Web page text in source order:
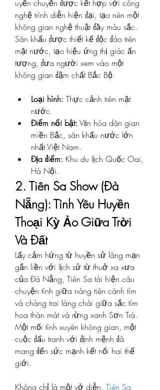
uyển chuyển được kết hợp với công
nghệ trình diễn hiện đại, tạo nên một
không gian nghệ thuật đầy màu sắc.
Sân khấu được thiết kế độc đáo trên
mặt nước, tạo hiệu ứng thị giác ấn
tượng, đưa người xem vào một
không gian đậm chất Bắc Bộ.
Loại hình: Thực cảnh trên mặt
nước.
Điểm nổi bật: Văn hóa dân gian
miền Bắc, sân khấu nước lớn
nhất Việt Nam.
Địa điểm: Khu du lịch Quốc Oai,
Hà Nội.
2. Tiên Sa Show (Đà
Nẵng): Tình Yêu Huyền
Thoại Kỳ Ảo Giữa Trời
Và Đất
Lấy cảm hứng từ huyền sử lãng mạn
gắn liền với lịch sử từ thuở xa xưa
của Đà Nẵng, Tiên Sa tái hiện câu
chuyện tình giữa nàng tiên cánh tím
và chàng trai làng chài giữa sắc tím
hoa thàn mát và rừng xanh Sơn Trà.
Một mối tình xuyên không gian, một
cuộc đấu tranh với định mệnh đã
mang đến sức mạnh kết nối hai thế
giới.
Không chỉ là một vở diễn, Tiên Sa